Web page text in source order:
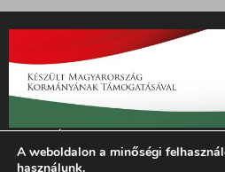
„Az Új Ember katolikus hetilap
támogatását az EGYH-KCP-
A weboldalon a minőségi
használunk.